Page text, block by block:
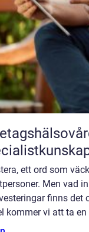
i båstad
ett ord som
Men vad
finns det
kommer vi att ta en